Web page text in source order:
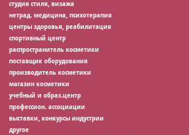
студия стиля, визажа
нетрад. медицина, психотерапия
центры здоровья, реабилитация
спортивный центр
распространитель косметики
поставщик оборудования
производитель косметики
магазин косметики
учебный и образ.центр
профессион. ассоциации
выставки, конкурсы индустрии
другое